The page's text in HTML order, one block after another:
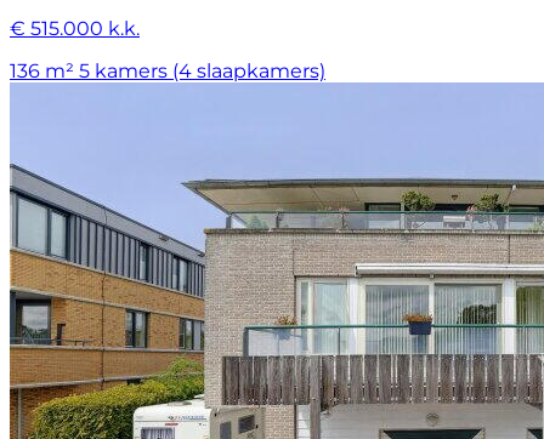
€ 515.000 k.k.
136 m² 5 kamers (4 slaapkamers)